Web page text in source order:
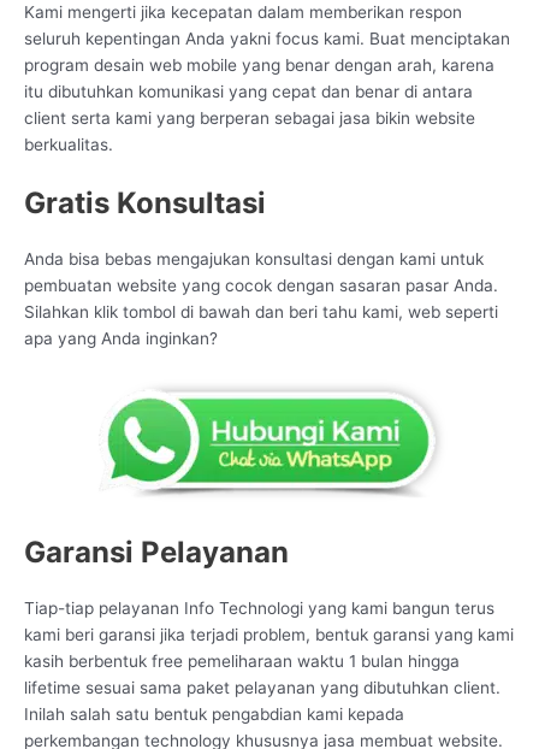
Kami mengerti jika kecepatan dalam memberikan respon
seluruh kepentingan Anda yakni focus kami. Buat menciptakan
program desain web mobile yang benar dengan arah, karena
itu dibutuhkan komunikasi yang cepat dan benar di antara
client serta kami yang berperan sebagai jasa bikin website
berkualitas.
Gratis Konsultasi
Anda bisa bebas mengajukan konsultasi dengan kami untuk
pembuatan website yang cocok dengan sasaran pasar Anda.
Silahkan klik tombol di bawah dan beri tahu kami, web seperti
apa yang Anda inginkan?
Garansi Pelayanan
Tiap-tiap pelayanan Info Technologi yang kami bangun terus
kami beri garansi jika terjadi problem, bentuk garansi yang kami
kasih berbentuk free pemeliharaan waktu 1 bulan hingga
lifetime sesuai sama paket pelayanan yang dibutuhkan client.
Inilah salah satu bentuk pengabdian kami kepada
perkembangan technology khususnya jasa membuat website.